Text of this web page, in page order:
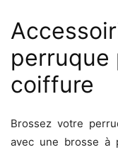
perruque
coiffure
Brossez votre
avec une brosse à